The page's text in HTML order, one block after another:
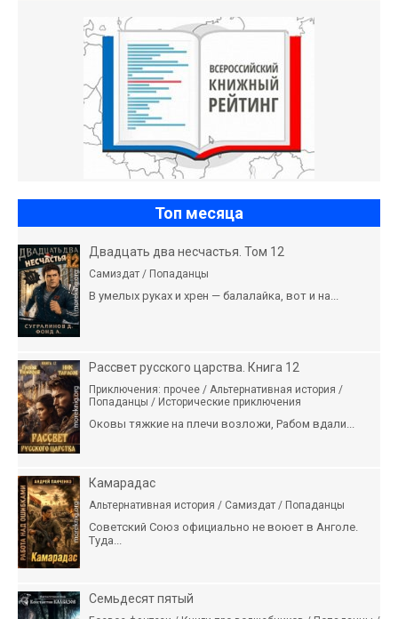
Топ месяца
Двадцать два несчастья. Том 12
Самиздат / Попаданцы
В умелых руках и хрен — балалайка, вот и на...
Рассвет русского царства. Книга 12
Приключения: прочее / Альтернативная история /
Попаданцы / Исторические приключения
Оковы тяжкие на плечи возложи, Рабом вдали...
Камарадас
Альтернативная история / Самиздат / Попаданцы
Советский Союз официально не воюет в Анголе.
Туда...
Семьдесят пятый